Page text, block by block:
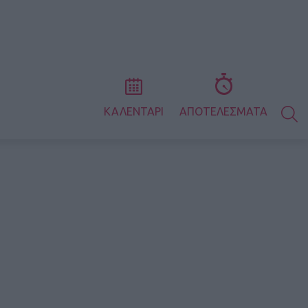
ΚΑΛΕΝΤΑΡΙ ΑΠΟΤΕΛΕΣΜΑΤΑ